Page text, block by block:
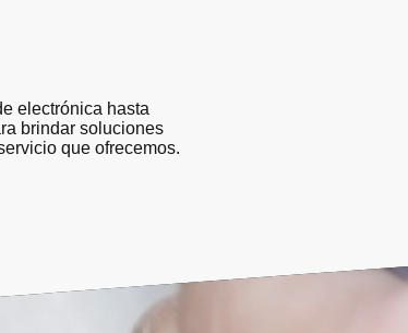
electrónica hasta
brindar soluciones
que ofrecemos.